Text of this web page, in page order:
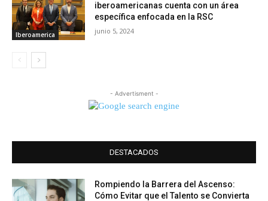
Iberoamerica
iberoamericanas cuenta con un área
específica enfocada en la RSC
junio 5, 2024
- Advertisment -
DESTACADOS
Rompiendo la Barrera del Ascenso:
Cómo Evitar que el Talento se Convierta